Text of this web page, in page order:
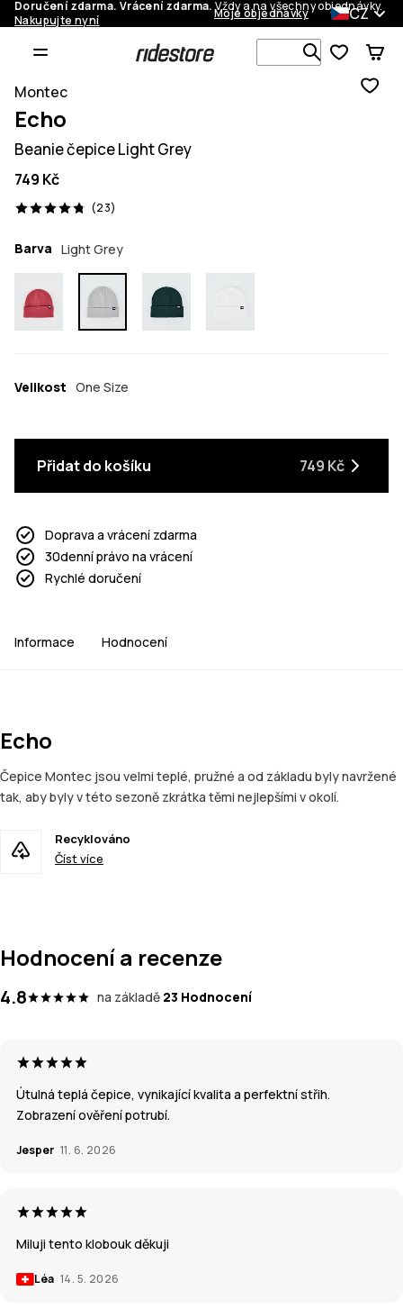
Doručení zdarma. Vrácení zdarma.Vždy a na všechny objednávky.
Nakupujte nyní
Moje objednávky CZ
Vyhledávej
Montec
Echo
Beanie čepice Light Grey
749 Kč
(23)
23 recenze, 4.8/5
Barva Light Grey
Velikost One Size
Přidat do košíku 749 Kč
Doprava a vrácení zdarma
30denní právo na vrácení
Rychlé doručení
Informace Hodnocení
Echo
Čepice Montec jsou velmi teplé, pružné a od základu byly navržené
tak, aby byly v této sezoně zkrátka těmi nejlepšími v okolí.
Recyklováno
Číst více
Hodnocení a recenze
4.8 na základě 23 Hodnocení
Útulná teplá čepice, vynikající kvalita a perfektní střih.
Zobrazení ověření potrubí.
Jesper 11. 6. 2026
Miluji tento klobouk děkuji
Léa 14. 5. 2026